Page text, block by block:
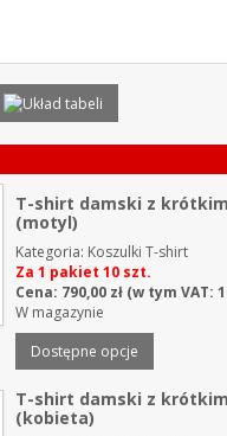
T-shirt damski z
(motyl)
Kategoria: Koszulki T-shirt
Za 1 pakiet 10 szt.
Cena: 790,00 zł (w tym VAT:
W magazynie
Dostępne opcje
T-shirt damski z
(kobieta)